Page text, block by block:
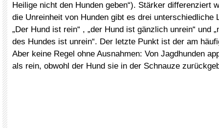
Heilige nicht den Hunden geben“). Stärker differenziert
die Unreinheit von Hunden gibt es drei unterschiedliche
„Der Hund ist rein“ , „der Hund ist gänzlich unrein“ und
des Hundes ist unrein“. Der letzte Punkt ist der am
Aber keine Regel ohne Ausnahmen: Von Jagdhunden
als rein, obwohl der Hund sie in der Schnauze